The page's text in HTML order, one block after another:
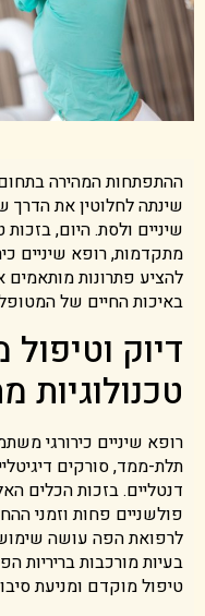
ההתפתחות המהירה
שינתה לחלוטין את
שיניים ולסת. היום,
מתקדמות, רופא שיניים
להציע פתרונות
באיכות החיים של
דיוק וטיפול
טכנולוגיות
רופא שיניים כירורגי
תלת-ממד, סורקים
דנטליים. בזכות הכלים
פולשניים פחות וזמני
לרפואת הפה עושה
בעיות מורכבות
טיפול מוקדם ומניעת